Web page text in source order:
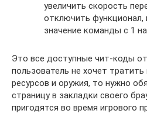
увеличить скорость
отключить функционал,
значение команды с 1
Это все доступные чит-коды
пользователь не хочет
ресурсов и оружия, то нужно
страницу в закладки своего
пригодятся во время игрового